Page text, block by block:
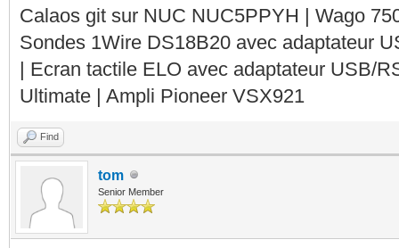
Calaos git sur NUC NUC5PPYH | Wago
Sondes 1Wire DS18B20 avec adaptateur
| Ecran tactile ELO avec adaptateur USB/
Ultimate | Ampli Pioneer VSX921
Find
tom
Senior Member